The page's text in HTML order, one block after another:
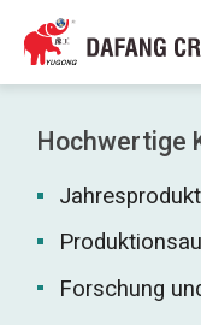
Hochwertige
Forschung
Bahasa Indonesia
Bahasa Melayu
Tiếng Việt
简体中文
فارسی
Pilipino
اردو